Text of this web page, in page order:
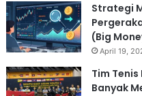
Strategi
(Big
April 19,
Tim
Banyak